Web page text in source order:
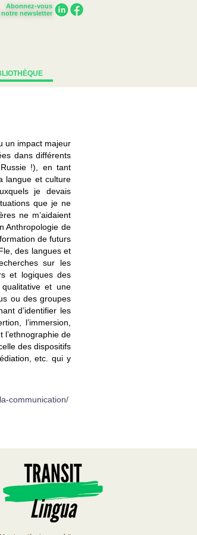
Abonnez-vous
notre newsletter
un impact majeur
dans différents
!), en tant
langue et culture
je devais
que je ne
ne m’aidaient
Anthropologie de
de futurs
des langues et
sur les
et logiques des
et une
ou des groupes
d’identifier les
l’immersion,
l’ethnographie de
des dispositifs
etc. qui y
communication/